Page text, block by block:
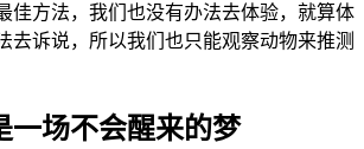
佳方法，我们也没有办法去体验，就算体
去诉说，所以我们也只能观察动物来推测
一场不会醒来的梦